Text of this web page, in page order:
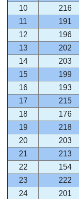
10
216
11
191
12
196
13
202
14
203
15
199
16
193
17
215
18
176
19
218
20
203
21
213
22
154
23
222
24
201